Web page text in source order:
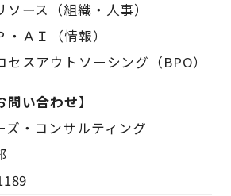
ース（組織・人事）
ＡＩ（情報）
スアウトソーシング（BPO）
問い合わせ】
ズ・コンサルティング